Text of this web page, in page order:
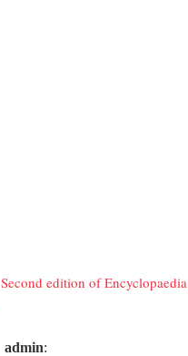
Second edition of
admin: